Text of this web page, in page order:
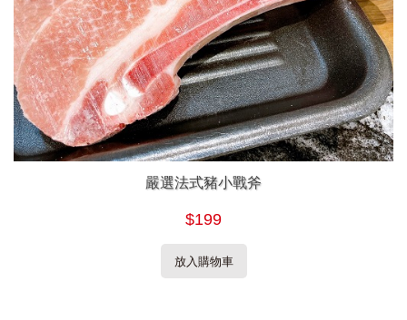
嚴選法式豬小戰斧
$199
放入購物車